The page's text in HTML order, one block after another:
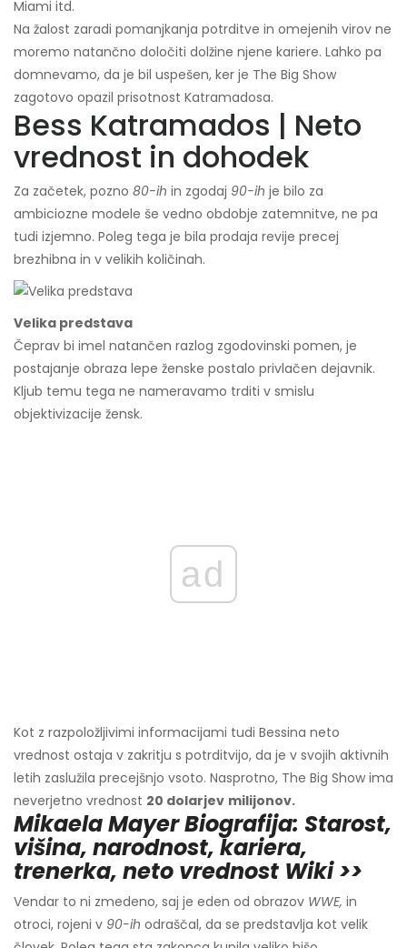
Miami itd.
Na žalost zaradi pomanjkanja potrditve in omejenih virov ne
moremo natančno določiti dolžine njene kariere. Lahko pa
domnevamo, da je bil uspešen, ker je The Big Show
zagotovo opazil prisotnost Katramadosa.
Bess Katramados | Neto
vrednost in dohodek
Za začetek, pozno 80-ih in zgodaj 90-ih je bilo za
ambiciozne modele še vedno obdobje zatemnitve, ne pa
tudi izjemno. Poleg tega je bila prodaja revije precej
brezhibna in v velikih količinah.
Velika predstava
Čeprav bi imel natančen razlog zgodovinski pomen, je
postajanje obraza lepe ženske postalo privlačen dejavnik.
Kljub temu tega ne nameravamo trditi v smislu
objektivizacije žensk.
ad
Kot z razpoložljivimi informacijami tudi Bessina neto
vrednost ostaja v zakritju s potrditvijo, da je v svojih aktivnih
letih zaslužila precejšnjo vsoto. Nasprotno, The Big Show ima
neverjetno vrednost 20 dolarjev milijonov.
Mikaela Mayer Biografija: Starost,
višina, narodnost, kariera,
trenerka, neto vrednost Wiki >>
Vendar to ni zmedeno, saj je eden od obrazov WWE, in
otroci, rojeni v 90-ih odraščal, da se predstavlja kot velik